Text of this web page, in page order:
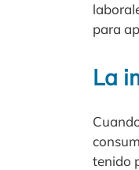
para
La
tenido